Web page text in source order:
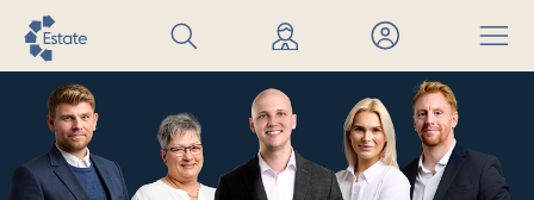
Søg
bolig
Find
mægler
Mit
Estate
Menu